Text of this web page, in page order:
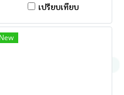
เปรียบเทียบ
New